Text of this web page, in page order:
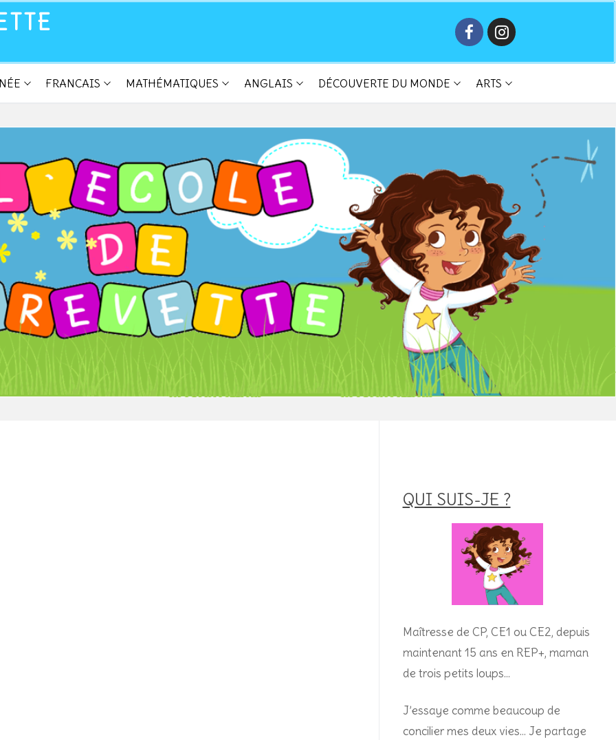
FRANCAIS MATHÉMATIQUES ANGLAIS DÉCOUVERTE DU MONDE ARTS
QUI SUIS-JE ?
Maîtresse de CP, CE1 ou CE2, depuis
maintenant 15 ans en REP+, maman
de trois petits loups…
J’essaye comme beaucoup de
concilier mes deux vies… Je partage